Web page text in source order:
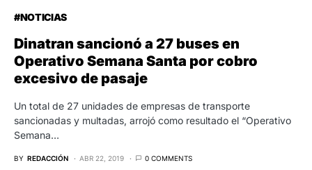
#NOTICIAS
Dinatran sancionó a 27 buses en
Operativo Semana Santa por cobro
excesivo de pasaje
Un total de 27 unidades de empresas de transporte
sancionadas y multadas, arrojó como resultado el “Operativo
Semana…
BY REDACCIÓN ABR 22, 2019 0 COMMENTS